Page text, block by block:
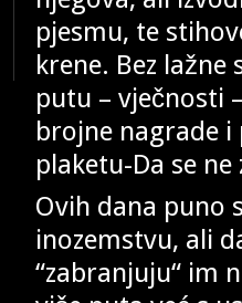
pjesmu, te
krene. Bez
putu – vječnosti
brojne nagrade i
plaketu-Da se
Ovih dana puno
inozemstvu, ali
“zabranjuju“ im